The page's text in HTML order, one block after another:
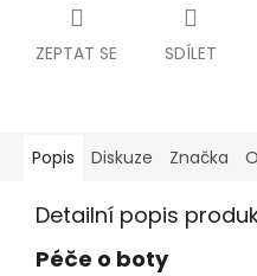
ZEPTAT SE SDÍLET
Popis Diskuze Značka
Detailní popis
Péče o boty